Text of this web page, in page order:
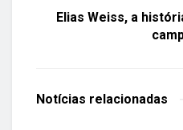
Elias Weiss, a
Notícias relacionadas